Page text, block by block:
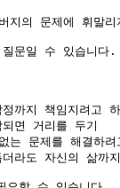
지의 문제에 휘말
문일 수 있습니다.
까지 책임지려고
면 거리를 두기
는 문제를 해결하려
라도 자신의 삶까